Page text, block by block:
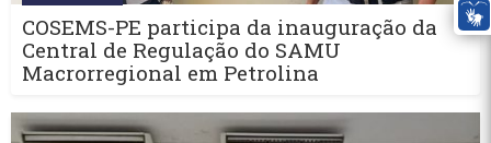
COSEMS-PE participa da inauguração da
Central de Regulação do SAMU
Macrorregional em Petrolina